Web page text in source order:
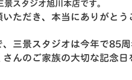
景スタジオ旭川本店です。
ただき、本当にありがとう
、三景スタジオは今年で85周
さんのご家族の大切な記念